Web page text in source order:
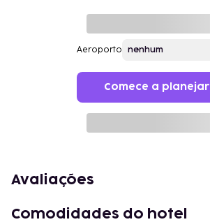
Aeroporto
Comece a planejar
Avaliações
Comodidades do hotel